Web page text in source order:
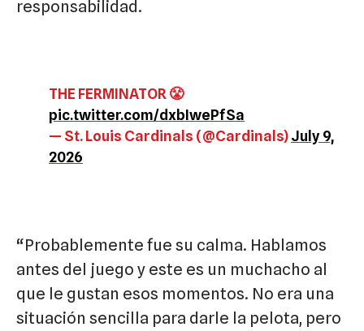
responsabilidad.
THE FERMINATOR 😤
pic.twitter.com/dxbIwePfSa
— St. Louis Cardinals (@Cardinals)July 9,
2026
“Probablemente fue su calma. Hablamos
antes del juego y este es un muchacho al
que le gustan esos momentos. No era una
situación sencilla para darle la pelota, pero